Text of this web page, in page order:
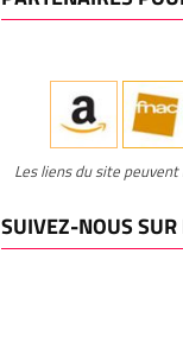
Les liens du site
SUIVEZ-NOUS SUR